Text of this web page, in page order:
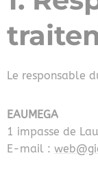
Le responsable
EAUMEGA
1 impasse de
E-mail :